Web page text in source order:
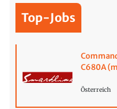
Top-Jobs
C680A
Österreich